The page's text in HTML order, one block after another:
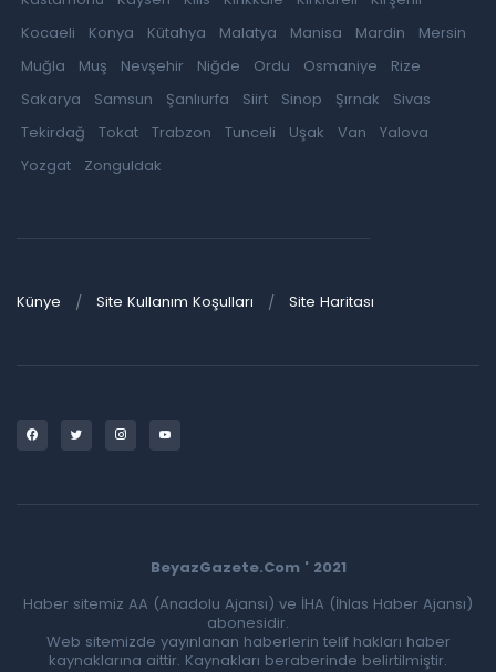
Kocaeli
Konya Kütahya Malatya Manisa Mardin
Mersin
Muğla
Muş Nevşehir Niğde Ordu Osmaniye
Rize
Sakarya
Samsun Şanlıurfa Siirt Sinop Şırnak
Sivas
Tekirdağ
Tokat Trabzon Tunceli Uşak Van
Yalova
Yozgat
Zonguldak
Künye Site Kullanım Koşulları Site Haritası
BeyazGazete.Com ' 2021
Haber sitemiz AA (Anadolu Ajansı) ve İHA (İhlas Haber Ajansı)
abonesidir.
Web sitemizde yayınlanan haberlerin telif hakları haber
kaynaklarına aittir. Kaynakları beraberinde belirtilmiştir.